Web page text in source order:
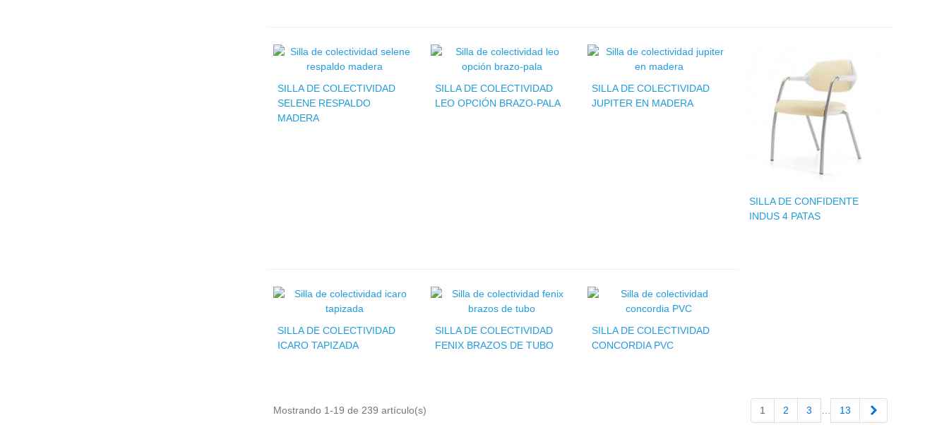
SILLA DE COLECTIVIDAD
SELENE RESPALDO
MADERA
SILLA DE COLECTIVIDAD
LEO OPCIÓN BRAZO-PALA
SILLA DE COLECTIVIDAD
JUPITER EN MADERA
SILLA DE CONFIDENTE
INDUS 4 PATAS
SILLA DE COLECTIVIDAD
ICARO TAPIZADA
SILLA DE COLECTIVIDAD
FENIX BRAZOS DE TUBO
SILLA DE COLECTIVIDAD
CONCORDIA PVC
Mostrando 1-19 de 239 artículo(s) 1 2 3 … 13